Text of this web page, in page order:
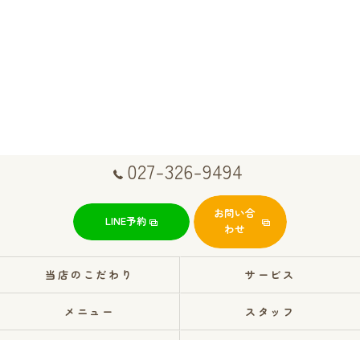
027-326-9494
LINE予約
お問い合
わせ
当店のこだわり サービス
メニュー スタッフ